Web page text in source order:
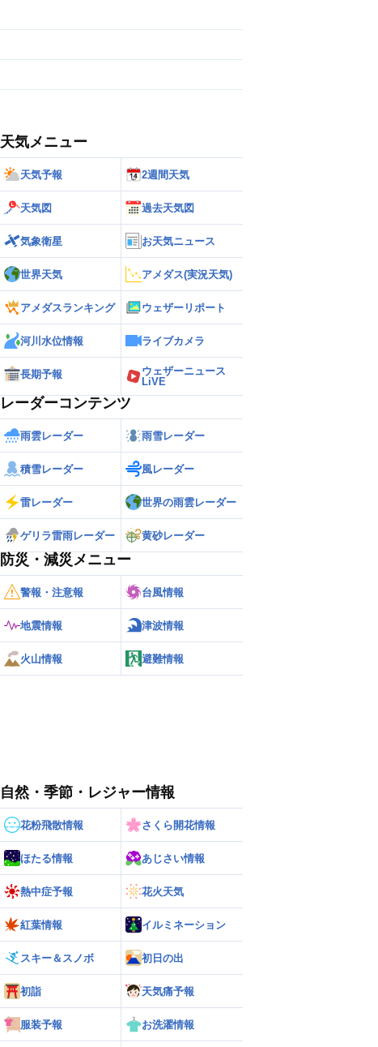
天気メニュー
天気予報 2週間天気
天気図 過去天気図
気象衛星 お天気ニュース
世界天気 アメダス(実況天気)
アメダスランキング ウェザーリポート
河川水位情報 ライブカメラ
長期予報
ウェザーニュース
LiVE
レーダーコンテンツ
雨雲レーダー 雨雪レーダー
積雪レーダー 風レーダー
雷レーダー 世界の雨雲レーダー
ゲリラ雷雨レーダー 黄砂レーダー
防災・減災メニュー
警報・注意報 台風情報
地震情報 津波情報
火山情報 避難情報
自然・季節・レジャー情報
花粉飛散情報 さくら開花情報
ほたる情報 あじさい情報
熱中症予報 花火天気
紅葉情報 イルミネーション
スキー＆スノボ 初日の出
初詣 天気痛予報
服装予報 お洗濯情報